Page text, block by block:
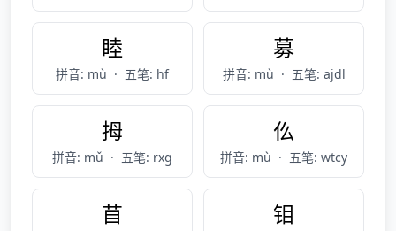
睦
拼音: mù · 五笔: hf
募
拼音: mù · 五笔: ajdl
拇
拼音: mǔ · 五笔: rxg
仫
拼音: mù · 五笔: wtcy
苜 钼